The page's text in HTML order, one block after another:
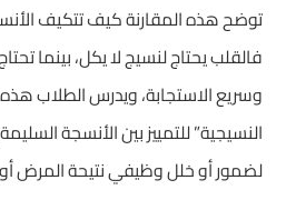
توضح هذه المقارنة كيف تتكيف
فالقلب يحتاج لنسيج لا يكل، بينما
وسريع الاستجابة، ويدرس الطلاب هذه
النسيجية” للتمييز بين الأنسجة
لضمور أو خلل وظيفي نتيحة المرض